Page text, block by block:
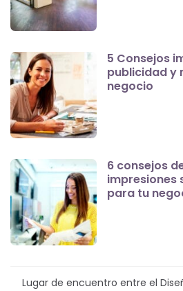
5 Consejos
publicidad y
negocio
6 consejos
impresiones
para tu
Lugar de encuentro entre el